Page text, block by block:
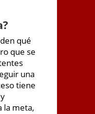
qué
que se
una
tiene
la meta,